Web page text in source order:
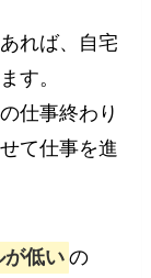
れば、自宅
す。
仕事終わり
て仕事を進
が低い の